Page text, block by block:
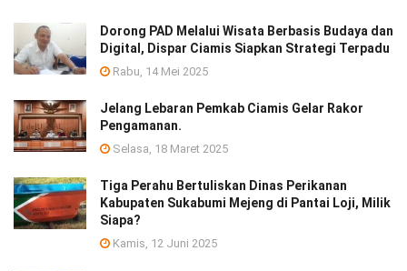
Dorong PAD Melalui Wisata Berbasis Budaya dan
Digital, Dispar Ciamis Siapkan Strategi Terpadu
Rabu, 14 Mei 2025
Jelang Lebaran Pemkab Ciamis Gelar Rakor
Pengamanan.
Selasa, 18 Maret 2025
Tiga Perahu Bertuliskan Dinas Perikanan
Kabupaten Sukabumi Mejeng di Pantai Loji, Milik
Siapa?
Kamis, 12 Juni 2025